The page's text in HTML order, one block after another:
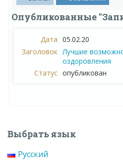
Опубликованные
05.02.20
Лучшие
оздоровления
опубликован
Выбрать язык
Русский